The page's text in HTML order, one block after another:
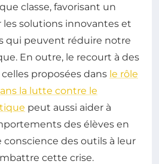
classe, favorisant un
solutions innovantes et
qui peuvent réduire notre
En outre, le recourt à des
proposées dans le rôle
la lutte contre le
peut aussi aider à
des élèves en
des outils à leur
cette crise.